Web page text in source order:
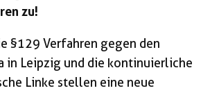
zu!
§129 Verfahren gegen den
in Leipzig und die kontinuierliche
Linke stellen eine neue